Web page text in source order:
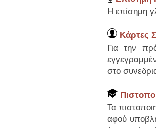
Η επίσημη
Κάρτες
Για την
στο
Τα
αφού